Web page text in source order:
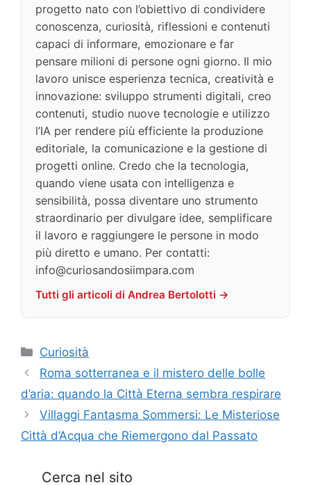
progetto nato con l’obiettivo di condividere
conoscenza, curiosità, riflessioni e contenuti
capaci di informare, emozionare e far
pensare milioni di persone ogni giorno. Il mio
lavoro unisce esperienza tecnica, creatività e
innovazione: sviluppo strumenti digitali, creo
contenuti, studio nuove tecnologie e utilizzo
l’IA per rendere più efficiente la produzione
editoriale, la comunicazione e la gestione di
progetti online. Credo che la tecnologia,
quando viene usata con intelligenza e
sensibilità, possa diventare uno strumento
straordinario per divulgare idee, semplificare
il lavoro e raggiungere le persone in modo
più diretto e umano. Per contatti:
info@curiosandosiimpara.com
Tutti gli articoli di Andrea Bertolotti →
Categorie
Curiosità
Roma sotterranea e il mistero delle bolle
d’aria: quando la Città Eterna sembra respirare
Villaggi Fantasma Sommersi: Le Misteriose
Città d’Acqua che Riemergono dal Passato
Cerca nel sito